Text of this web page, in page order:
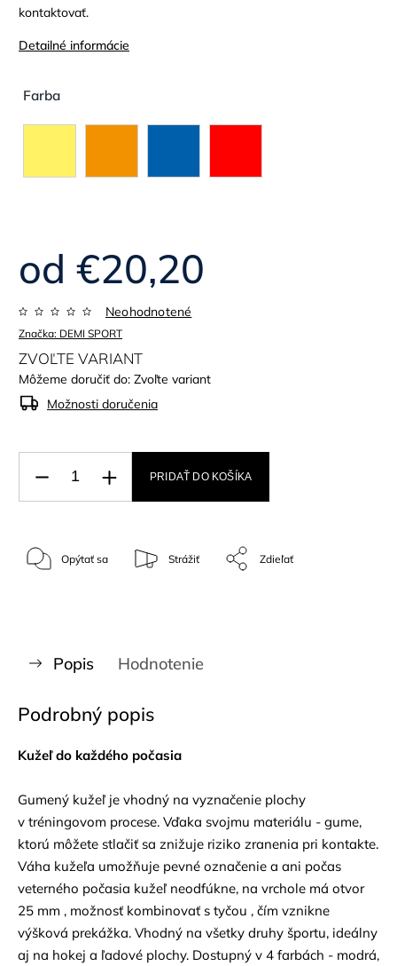
kontaktovať.
Detailné informácie
Farba
Značka: DEMI SPORT
Neohodnotené
od €20,20
ZVOĽTE VARIANT
Môžeme doručiť do: Zvoľte variant
Možnosti doručenia
PRIDAŤ DO KOŠÍKA
Opýtať sa Strážiť Zdieľať
Popis Hodnotenie
Podrobný popis
Kužeľ do každého počasia
Gumený kužeľ je vhodný na vyznačenie plochy
v tréningovom procese. Vďaka svojmu materiálu - gume,
ktorú môžete stlačiť sa znižuje riziko zranenia pri kontakte.
Váha kužeľa umožňuje pevné označenie a ani počas
veterného počasia kužeľ neodfúkne, na vrchole má otvor
25 mm , možnosť kombinovať s tyčou , čím vznikne
výšková prekážka. Vhodný na všetky druhy športu, ideálny
aj na hokej a ľadové plochy. Dostupný v 4 farbách - modrá,